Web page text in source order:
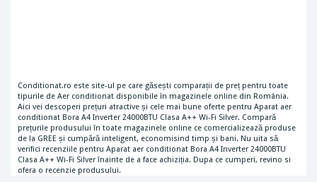
Conditionat.ro este site-ul pe care găsești comparații de preț pentru toate
tipurile de Aer conditionat disponibile în magazinele online din România.
Aici vei descoperi prețuri atractive și cele mai bune oferte pentru Aparat aer
conditionat Bora A4 Inverter 24000BTU Clasa A++ Wi-Fi Silver. Compară
prețurile produsului în toate magazinele online ce comercializează produse
de la GREE și cumpără inteligent, economisind timp și bani. Nu uita să
verifici recenziile pentru Aparat aer conditionat Bora A4 Inverter 24000BTU
Clasa A++ Wi-Fi Silver înainte de a face achiziția. Dupa ce cumperi, revino si
ofera o recenzie produsului.